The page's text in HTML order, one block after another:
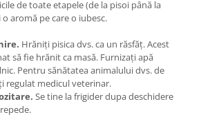
de toate etapele (de la pisoi până la
aromă pe care o iubesc.
Hrăniți pisica dvs. ca un răsfăț. Acest
să fie hrănit ca masă. Furnizați apă
Pentru sănătatea animalului dvs. de
regulat medicul veterinar.
Se tine la frigider dupa deschidere